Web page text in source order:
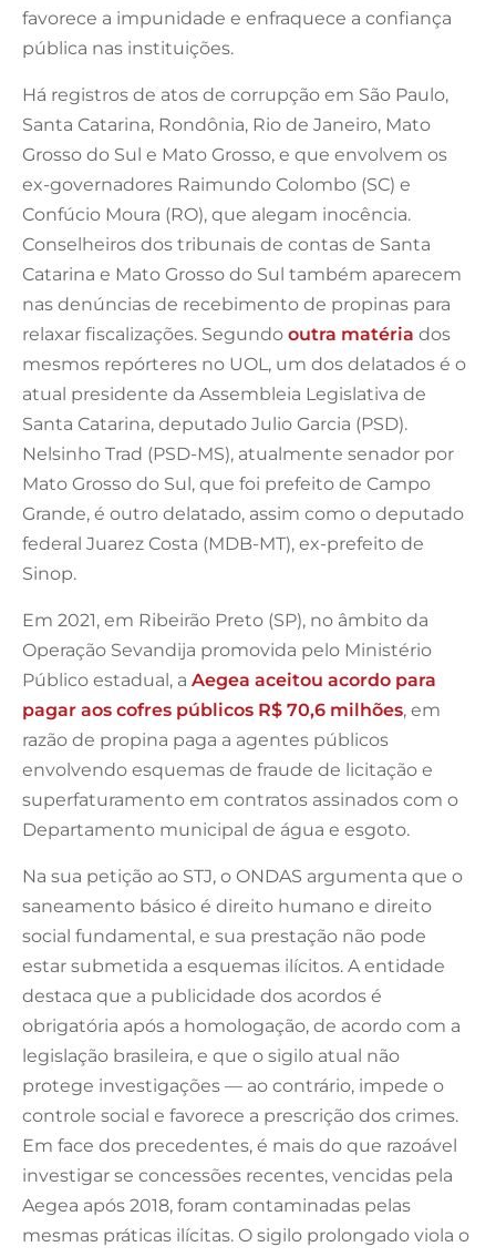
favorece a impunidade e enfraquece a confiança
pública nas instituições.
Há registros de atos de corrupção em São Paulo,
Santa Catarina, Rondônia, Rio de Janeiro, Mato
Grosso do Sul e Mato Grosso, e que envolvem os
ex-governadores Raimundo Colombo (SC) e
Confúcio Moura (RO), que alegam inocência.
Conselheiros dos tribunais de contas de Santa
Catarina e Mato Grosso do Sul também aparecem
nas denúncias de recebimento de propinas para
relaxar fiscalizações. Segundo outra matéria dos
mesmos repórteres no UOL, um dos delatados é o
atual presidente da Assembleia Legislativa de
Santa Catarina, deputado Julio Garcia (PSD).
Nelsinho Trad (PSD-MS), atualmente senador por
Mato Grosso do Sul, que foi prefeito de Campo
Grande, é outro delatado, assim como o deputado
federal Juarez Costa (MDB-MT), ex-prefeito de
Sinop.
Em 2021, em Ribeirão Preto (SP), no âmbito da
Operação Sevandija promovida pelo Ministério
Público estadual, a Aegea aceitou acordo para
pagar aos cofres públicos R$ 70,6 milhões, em
razão de propina paga a agentes públicos
envolvendo esquemas de fraude de licitação e
superfaturamento em contratos assinados com o
Departamento municipal de água e esgoto.
Na sua petição ao STJ, o ONDAS argumenta que o
saneamento básico é direito humano e direito
social fundamental, e sua prestação não pode
estar submetida a esquemas ilícitos. A entidade
destaca que a publicidade dos acordos é
obrigatória após a homologação, de acordo com a
legislação brasileira, e que o sigilo atual não
protege investigações — ao contrário, impede o
controle social e favorece a prescrição dos crimes.
Em face dos precedentes, é mais do que razoável
investigar se concessões recentes, vencidas pela
Aegea após 2018, foram contaminadas pelas
mesmas práticas ilícitas. O sigilo prolongado viola o